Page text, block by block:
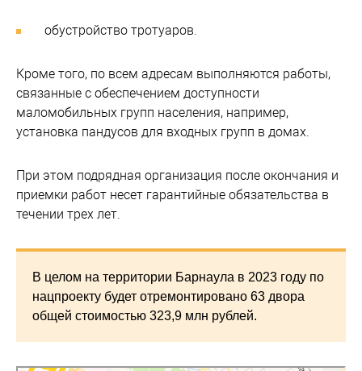
обустройство тротуаров.
Кроме того, по всем адресам выполняются работы,
связанные с обеспечением доступности
маломобильных групп населения, например,
установка пандусов для входных групп в домах.
При этом подрядная организация после окончания и
приемки работ несет гарантийные обязательства в
течении трех лет.
В целом на территории Барнаула в 2023 году по
нацпроекту будет отремонтировано 63 двора
общей стоимостью 323,9 млн рублей.